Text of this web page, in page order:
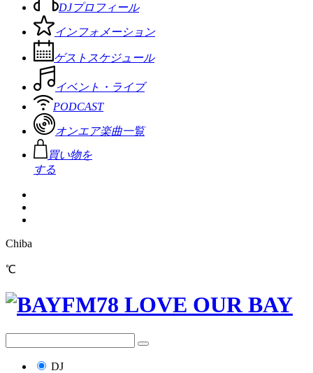
DJプロフィール
インフォメーション
ゲストスケジュール
イベント・ライブ
PODCAST
オンエア楽曲一覧
買い物を
する
Chiba
℃
DJ